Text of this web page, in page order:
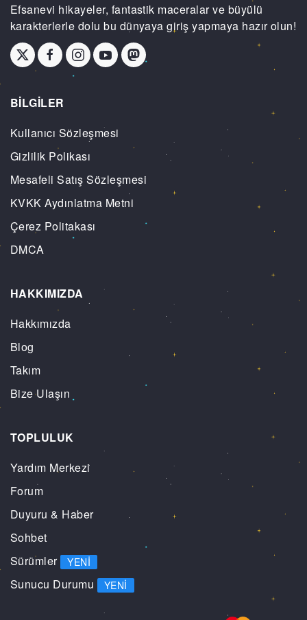
Efsanevi hikayeler, fantastik maceralar ve büyülü
karakterlerle dolu bu dünyaya giriş yapmaya hazır olun!
BİLGİLER
Kullanıcı Sözleşmesi
Gizlilik Polikası
Mesafeli Satış Sözleşmesi
KVKK Aydınlatma Metni
Çerez Politakası
DMCA
HAKKIMIZDA
Hakkımızda
Blog
Takım
Bize Ulaşın
TOPLULUK
Yardım Merkezi
Forum
Duyuru & Haber
Sohbet
Sürümler YENI
Sunucu Durumu YENI